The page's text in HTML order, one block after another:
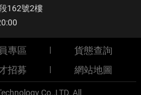
162號2樓
專區
貨態查詢
招募 網站地圖
Co.,LTD. All